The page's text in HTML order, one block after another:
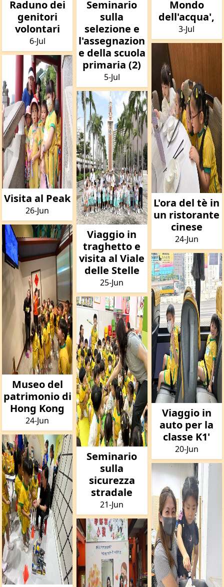
Raduno dei
genitori
volontari
6-Jul
Visita al Peak
26-Jun
Museo del
patrimonio di
Hong Kong
24-Jun
Seminario
sulla
selezione e
l'assegnazion
e della scuola
primaria (2)
5-Jul
Viaggio in
traghetto e
visita al Viale
delle Stelle
25-Jun
Seminario
sulla
sicurezza
stradale
21-Jun
Mondo
dell'acqua',
3-Jul
L'ora del tè in
un ristorante
cinese
24-Jun
Viaggio in
auto per la
classe K1'
20-Jun